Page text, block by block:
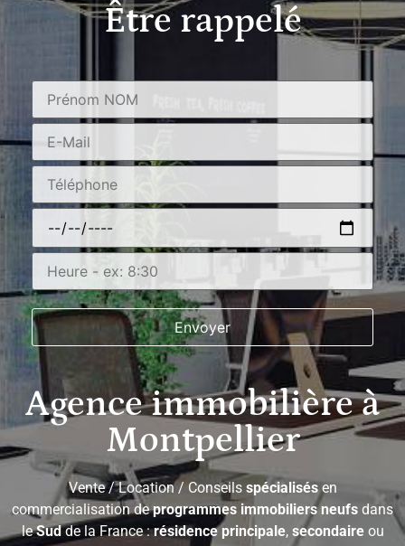
Être rappelé
Agence immobilière à
Montpellier
Vente / Location / Conseils spécialisésen
commercialisation deprogrammes immobiliers neufs dans
leSudde la France :résidence principale, secondaireou